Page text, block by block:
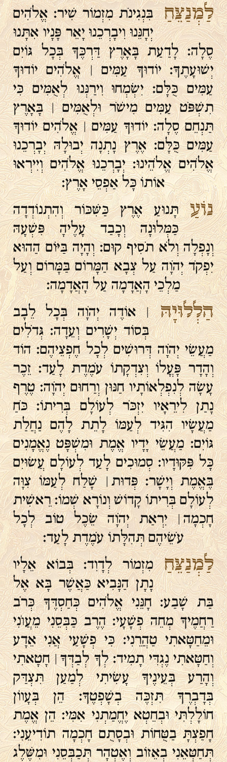
לַמְנַצֵּחַבִּנְגִינֹת מִזְמוֹר שִׁיר׃ אֱלֹהִים
יְחָנֵּנוּ וִיבָרְכֵנוּ יָאֵר פָּנָיו אִתָּנוּ
סֶלָה׃ לָדַעַת בָּאָרֶץ דַּרְכֶּךָ בְּכָל גּוֹיִם
יְשׁוּעָתֶךָ׃ יוֹדוּךָ עַמִּים ׀ אֱלֹהִים יוֹדוּךָ
עַמִּים כֻּלָּם׃ יִשְׂמְחוּ וִירַנְּנוּ לְאֻמִּים כִּי
תִשְׁפֹּט עַמִּים מִישֹׁר וּלְאֻמִּים ׀ בָּאָרֶץ
תַּנְחֵם סֶלָה׃ יוֹדוּךָ עַמִּים ׀ אֱלֹהִים יוֹדוּךָ
עַמִּים כֻּלָּם׃ אֶרֶץ נָתְנָה יְבוּלָהּ יְבָרְכֵנוּ
אֱלֹהִים אֱלֹהֵינוּ׃ יְבָרְכֵנוּ אֱלֹהִים וְיִירְאוּ
אוֹתוֹ כָּל אַפְסֵי אָרֶץ׃
נוֹעַתָּנוּעַ אֶרֶץ כַּשִּׁכּוֹר וְהִתְנוֹדְדָה
כַּמְּלוּנָה וְכָבַד עָלֶיהָ פִּשְׁעָהּ
וְנָפְלָה וְלֹא תֹסִיף קוּם׃ וְהָיָה בַּיּוֹם הַהוּא
יִפְקֹד יְהֹוָה עַל צְבָא הַמָּרוֹם בַּמָּרוֹם וְעַל
מַלְכֵי הָאֲדָמָה עַל הָאֲדָמָה׃
הַלְלוּיָהּ׀ אוֹדֶה יְהֹוָה בְּכָל לֵבָב
בְּסוֹד יְשָׁרִים וְעֵדָה׃ גְּדֹלִים
מַעֲשֵׂי יְהֹוָה דְּרוּשִׁים לְכָל חֶפְצֵיהֶם׃ הוֹד
וְהָדָר פָּעֳלוֹ וְצִדְקָתוֹ עֹמֶדֶת לָעַד׃ זֵכֶר
עָשָׂה לְנִפְלְאוֹתָיו חַנּוּן וְרַחוּם יְהֹוָה׃ טֶרֶף
נָתַן לִירֵאָיו יִזְכֹּר לְעוֹלָם בְּרִיתוֹ׃ כֹּחַ
מַעֲשָׂיו הִגִּיד לְעַמּוֹ לָתֵת לָהֶם נַחֲלַת
גּוֹיִם׃ מַעֲשֵׂי יָדָיו אֱמֶת וּמִשְׁפָּט נֶאֱמָנִים
כָּל פִּקּוּדָיו׃ סְמוּכִים לָעַד לְעוֹלָם עֲשׂוּיִם
בֶּאֱמֶת וְיָשָׁר׃ פְּדוּת ׀ שָׁלַח לְעַמּוֹ צִוָּה
לְעוֹלָם בְּרִיתוֹ קָדוֹשׁ וְנוֹרָא שְׁמוֹ׃ רֵאשִׁית
חָכְמָה ׀ יִרְאַת יְהֹוָה שֵׂכֶל טוֹב לְכָל
עֹשֵׂיהֶם תְּהִלָּתוֹ עֹמֶדֶת לָעַד׃
לַמְנַצֵּחַמִזְמוֹר לְדָוִד׃ בְּבוֹא אֵלָיו
נָתָן הַנָּבִיא כַּאֲשֶׁר בָּא אֶל
בַּת שָׁבַע׃ חָנֵּנִי אֱלֹהִים כְּחַסְדֶּךָ כְּרֹב
רַחֲמֶיךָ מְחֵה פְשָׁעָי׃ הֶרֶב כַּבְּסֵנִי מֵעֲוֺנִי
וּמֵחַטָּאתִי טַהֲרֵנִי׃ כִּי פְשָׁעַי אֲנִי אֵדָע
וְחַטָּאתִי נֶגְדִּי תָמִיד׃ לְךָ לְבַדְּךָ ׀ חָטָאתִי
וְהָרַע בְּעֵינֶיךָ עָשִׂיתִי לְמַעַן תִּצְדַּק
בְּדָבְרֶךָ תִּזְכֶּה בְשָׁפְטֶךָ׃ הֵן בְּעָווֹן
חוֹלָלְתִּי וּבְחֵטְא יֶחֱמַתְנִי אִמִּי׃ הֵן אֱמֶת
חָפַצְתָּ בַטֻּחוֹת וּבְסָתֻם חָכְמָה תוֹדִיעֵנִי׃
תְּחַטְּאֵנִי בְאֵזוֹב וְאֶטְהָר תְּכַבְּסֵנִי וּמִשֶּׁלֶג